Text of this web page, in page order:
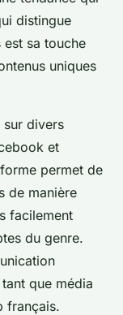
distingue
est sa touche
uniques
sur divers
et
permet de
de manière
facilement
du genre.
que média
français.